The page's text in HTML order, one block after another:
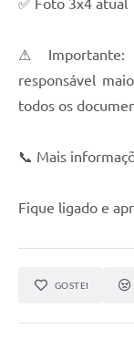
✅ Foto 3x4 atual
⚠ Importante:
responsável
todos os
📞 Mais
Fique ligado e
GOSTEI